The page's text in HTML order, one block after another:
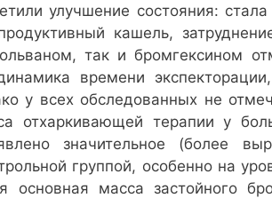
улучшение состояния:
кашель,
так и бромгексином
времени
у всех обследованных не
отхаркивающей терапии у
значительное (более
группой, особенно на
основная масса застойного